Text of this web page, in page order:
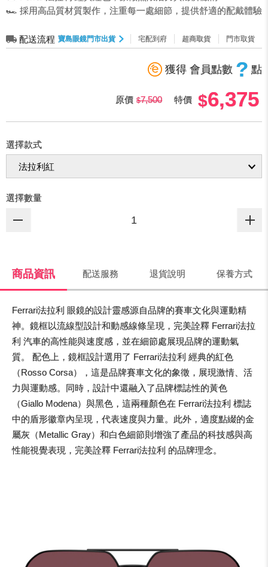
🏎️ 採用高品質材質製作，注重每一處細節，提供舒適的配戴體驗
配送流程 寶島眼鏡門市出貨 宅配到府 超商取貨 門市取貨
獲得 會員點數 ? 點
原價 7,500 特價 6,375
選擇款式
選擇數量
商品資訊 配送服務 退貨說明 保養方式
Ferrari法拉利 眼鏡的設計靈感源自品牌的賽車文化與運動精
神。鏡框以流線型設計和動感線條呈現，完美詮釋 Ferrari法拉
利 汽車的高性能與速度感，並在細節處展現品牌的運動氣
質。 配色上，鏡框設計選用了 Ferrari法拉利 經典的紅色
（Rosso Corsa），這是品牌賽車文化的象徵，展現激情、活
力與運動感。同時，設計中還融入了品牌標誌性的黃色
（Giallo Modena）與黑色，這兩種顏色在 Ferrari法拉利 標誌
中的盾形徽章內呈現，代表速度與力量。此外，適度點綴的金
屬灰（Metallic Gray）和白色細節則增強了產品的科技感與高
性能視覺表現，完美詮釋 Ferrari法拉利 的品牌理念。